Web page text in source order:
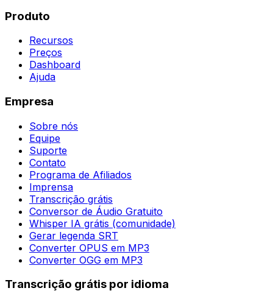
Produto
Recursos
Preços
Dashboard
Ajuda
Empresa
Sobre nós
Equipe
Suporte
Contato
Programa de Afiliados
Imprensa
Transcrição grátis
Conversor de Áudio Gratuito
Whisper IA grátis (comunidade)
Gerar legenda SRT
Converter OPUS em MP3
Converter OGG em MP3
Transcrição grátis por idioma